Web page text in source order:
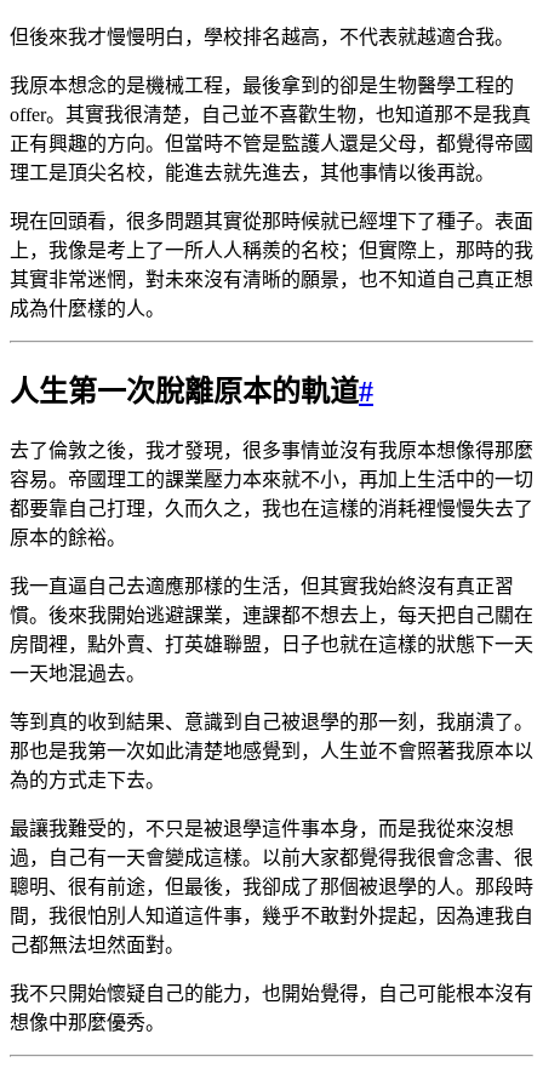
但後來我才慢慢明白，學校排名越高，不代表就越適合我。
我原本想念的是機械工程，最後拿到的卻是生物醫學工程的
offer。其實我很清楚，自己並不喜歡生物，也知道那不是我真
正有興趣的方向。但當時不管是監護人還是父母，都覺得帝國
理工是頂尖名校，能進去就先進去，其他事情以後再說。
現在回頭看，很多問題其實從那時候就已經埋下了種子。表面
上，我像是考上了一所人人稱羨的名校；但實際上，那時的我
其實非常迷惘，對未來沒有清晰的願景，也不知道自己真正想
成為什麼樣的人。
人生第一次脫離原本的軌道#
去了倫敦之後，我才發現，很多事情並沒有我原本想像得那麼
容易。帝國理工的課業壓力本來就不小，再加上生活中的一切
都要靠自己打理，久而久之，我也在這樣的消耗裡慢慢失去了
原本的餘裕。
我一直逼自己去適應那樣的生活，但其實我始終沒有真正習
慣。後來我開始逃避課業，連課都不想去上，每天把自己關在
房間裡，點外賣、打英雄聯盟，日子也就在這樣的狀態下一天
一天地混過去。
等到真的收到結果、意識到自己被退學的那一刻，我崩潰了。
那也是我第一次如此清楚地感覺到，人生並不會照著我原本以
為的方式走下去。
最讓我難受的，不只是被退學這件事本身，而是我從來沒想
過，自己有一天會變成這樣。以前大家都覺得我很會念書、很
聰明、很有前途，但最後，我卻成了那個被退學的人。那段時
間，我很怕別人知道這件事，幾乎不敢對外提起，因為連我自
己都無法坦然面對。
我不只開始懷疑自己的能力，也開始覺得，自己可能根本沒有
想像中那麼優秀。